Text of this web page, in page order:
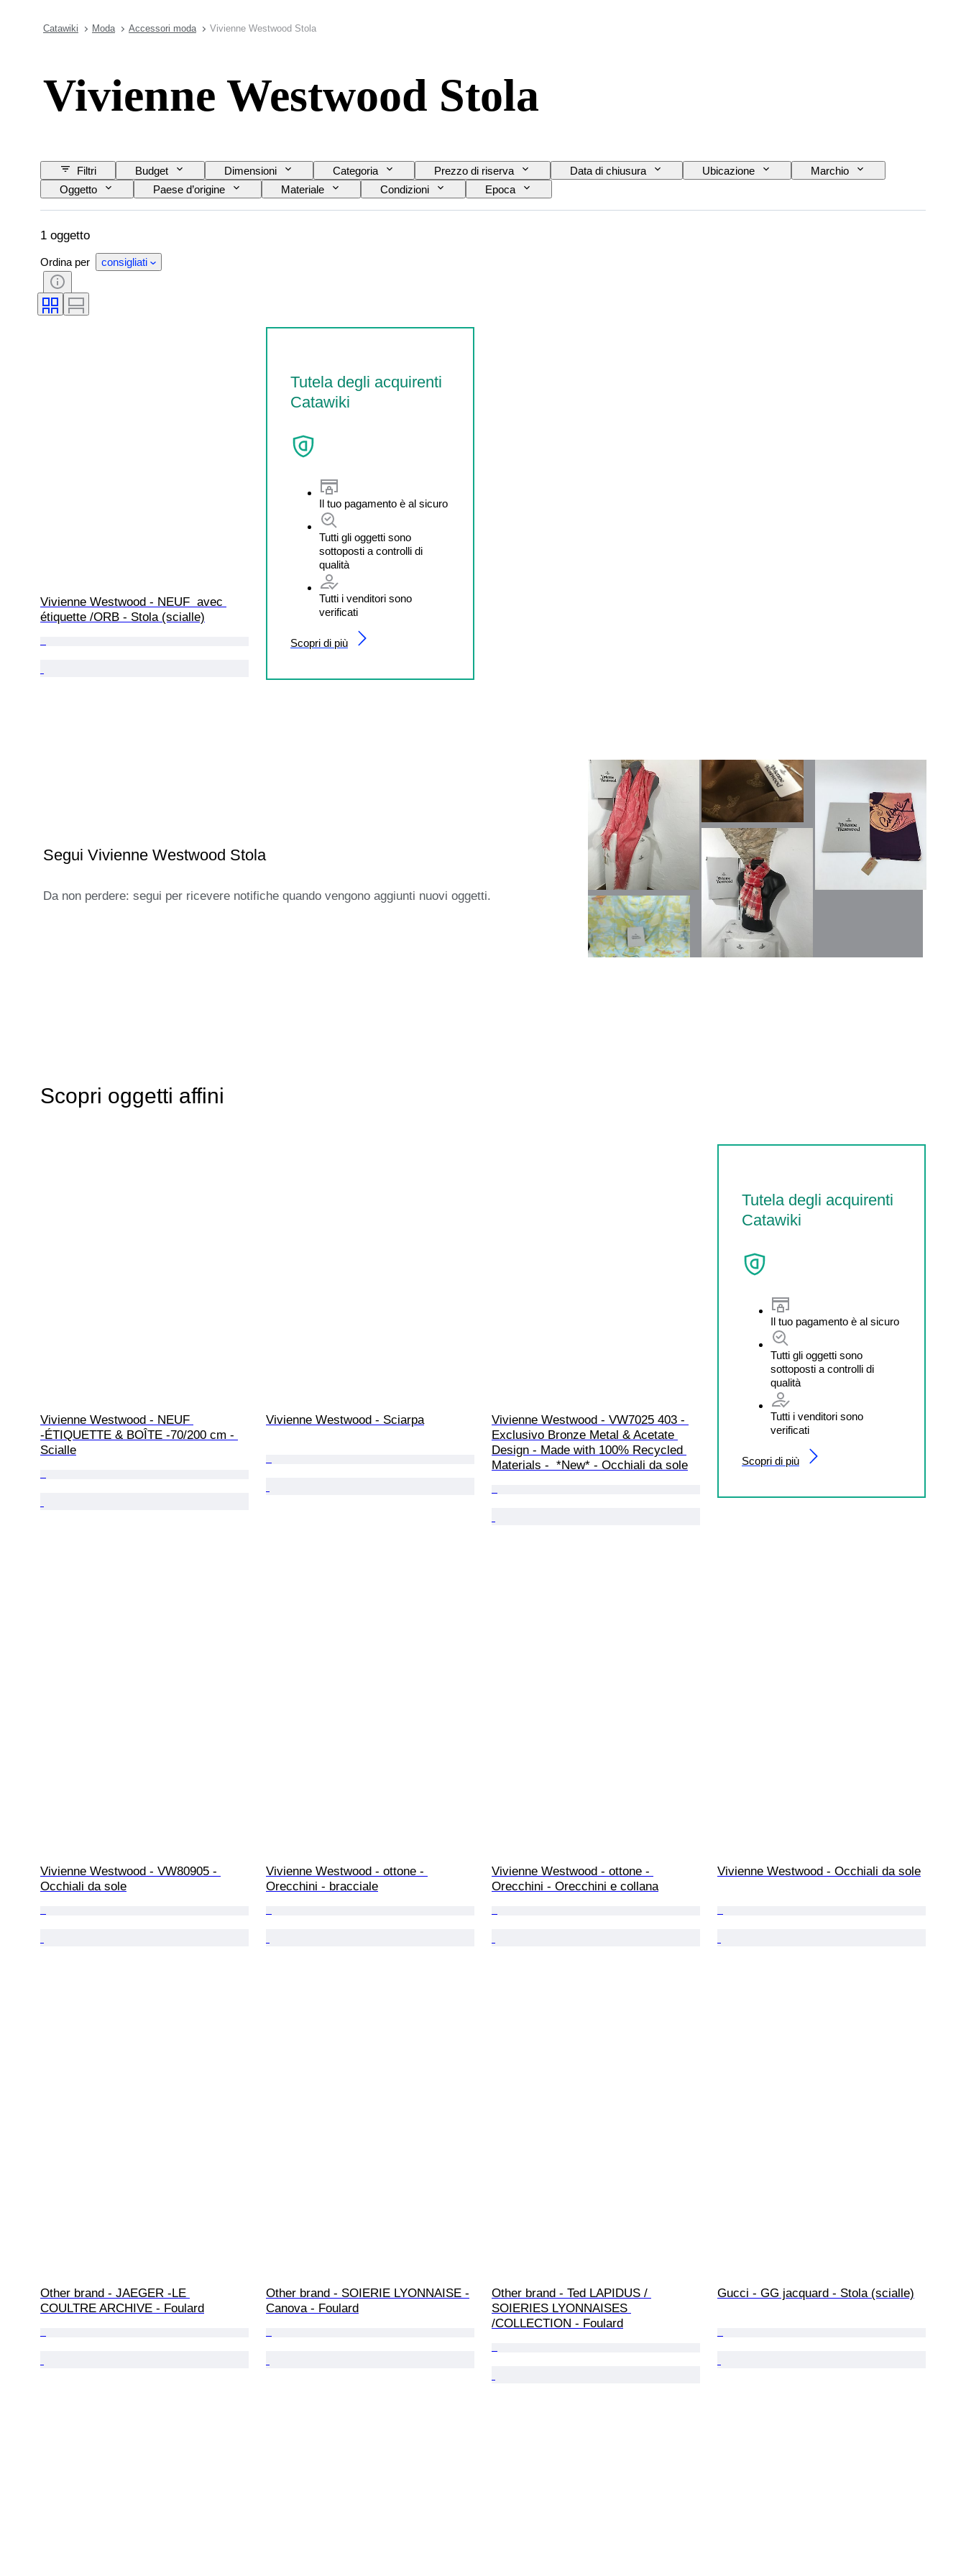
Catawiki Moda Accessori moda Vivienne Westwood Stola
Vivienne Westwood Stola
Filtri Budget Dimensioni Categoria Prezzo di riserva Data di chiusura Ubicazione
Marchio
Oggetto
Paese d’origine Materiale Condizioni Epoca
1 oggetto
Ordina per consigliati
Vivienne Westwood - NEUF  avec
étiquette /ORB - Stola (scialle)
Tutela degli acquirenti
Catawiki
Il tuo pagamento è al sicuro
Tutti gli oggetti sono
sottoposti a controlli di
qualità
Tutti i venditori sono
verificati
Scopri di più
Segui Vivienne Westwood Stola
Da non perdere: segui per ricevere notifiche quando vengono aggiunti nuovi oggetti.
Scopri oggetti affini
Tutela degli acquirenti
Catawiki
Il tuo pagamento è al sicuro
Tutti gli oggetti sono
sottoposti a controlli di
qualità
Tutti i venditori sono
verificati
Scopri di più
Vivienne Westwood - NEUF
-ÉTIQUETTE & BOÎTE -70/200 cm -
Scialle
Vivienne Westwood - Sciarpa
Vivienne Westwood - VW7025 403 -
Exclusivo Bronze Metal & Acetate
Design - Made with 100% Recycled
Materials -  *New* - Occhiali da sole
Vivienne Westwood - VW80905 -
Occhiali da sole
Vivienne Westwood - ottone -
Orecchini - bracciale
Vivienne Westwood - ottone -
Orecchini - Orecchini e collana
Vivienne Westwood - Occhiali da sole
Other brand - JAEGER -LE
COULTRE ARCHIVE - Foulard
Other brand - SOIERIE LYONNAISE -
Canova - Foulard
Other brand - Ted LAPIDUS /
SOIERIES LYONNAISES
/COLLECTION - Foulard
Gucci - GG jacquard - Stola (scialle)